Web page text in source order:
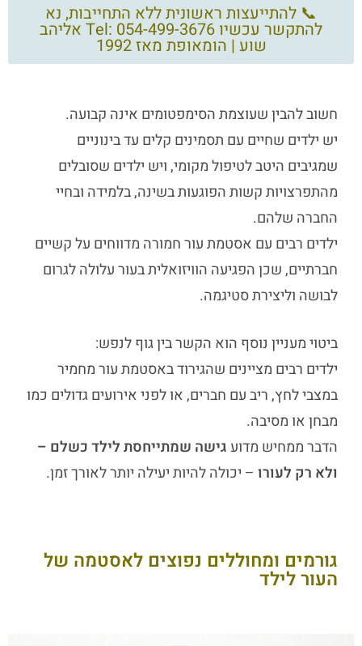
📞 להתייעצות ראשונית ללא התחייבות, נא
להתקשר עכשיו Tel: 054-499-3676 אליהב
שוע | הומאופת מאז 1992
חשוב להבין שעוצמת הסימפטומים אינה קבועה.
יש ילדים שחיים עם תסמינים קלים עד בינוניים
שמגיבים היטב לטיפול מקומי, ויש ילדים שסובלים
מהתפרצויות קשות הפוגעות בשינה, בלמידה ובחיי
החברה שלהם.
ילדים רבים עם אסטמת עור חמורה מדווחים על קשיים
חברתיים, שכן הפגיעה הוויזואלית בעור עלולה לגרום
לבושה וליצירת סטיגמה.
ביטוי מעניין נוסף הוא הקשר בין גוף לנפש:
ילדים רבים מציינים שהגירוד באסטמת עור מחמיר
במצבי לחץ, ריב עם חברים, או לפני אירועים גדולים כמו
מבחן או מסיבה.
הדבר ממחיש מדועגישה שמתייחסת לילד כשלם –
ולא רק לעורו – יכולה להיות יעילה יותר לאורך זמן.
גורמים ומחוללים נפוצים לאסטמה של
העור לילד